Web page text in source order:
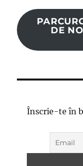
DE
Înscrie-te în